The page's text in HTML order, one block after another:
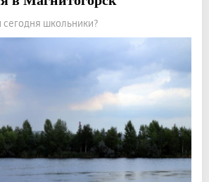
сегодня школьники?